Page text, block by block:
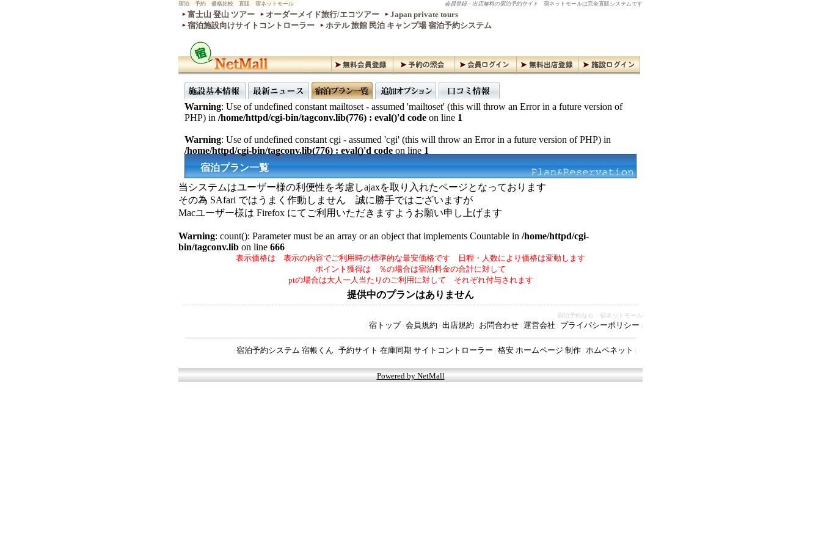
宿泊 予約 価格比較 直販 宿ネットモール 会員登録・出店無料の宿泊予約サイト 宿ネットモールは完全直販システムです
富士山 登山 ツアー オーダーメイド旅行/エコツアー
Japan private tours
宿泊施設向けサイトコントローラー
ホテル 旅館 民泊 キャンプ場 宿泊予約システム
Warning: Use of undefined constant mailtoset - assumed 'mailtoset' (this will throw an Error in a future version of
PHP) in /home/httpd/cgi-bin/tagconv.lib(776) : eval()'d code on line 1
Warning: Use of undefined constant cgi - assumed 'cgi' (this will throw an Error in a future version of PHP) in
/home/httpd/cgi-bin/tagconv.lib(776) : eval()'d code on line 1
宿泊プラン一覧
当システムはユーザー様の利便性を考慮しajaxを取り入れたページとなっております
その為 SAfari ではうまく作動しません 誠に勝手ではございますが
Macユーザー様は Firefox にてご利用いただきますようお願い申し上げます
Warning: count(): Parameter must be an array or an object that implements Countable in /home/httpd/cgi-
bin/tagconv.lib on line 666
表示価格は 表示の内容でご利用時の標準的な最安価格です 日程・人数により価格は変動します
ポイント獲得は ％の場合は宿泊料金の合計に対して
ptの場合は大人一人当たりのご利用に対して それぞれ付与されます
提供中のプランはありません
宿泊予約なら 宿ネットモール
宿トップ 会員規約 出店規約 お問合わせ 運営会社 プライバシーポリシー
宿泊予約システム 宿帳くん 予約サイト 在庫同期 サイトコントローラー 格安 ホームページ 制作 ホムペネット
Powered by NetMall